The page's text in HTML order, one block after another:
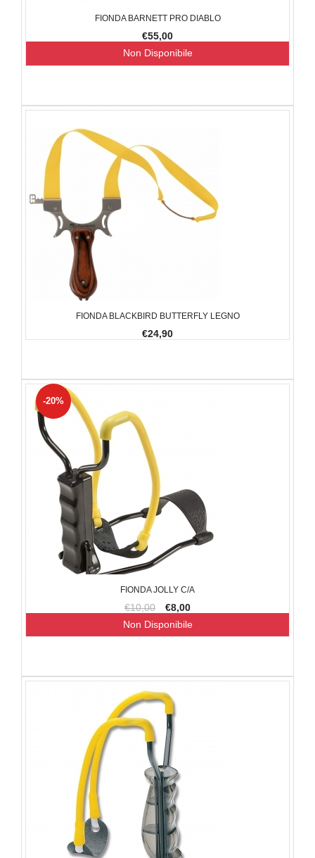
FIONDA BARNETT PRO DIABLO
€55,00
Non Disponibile
FIONDA BLACKBIRD BUTTERFLY LEGNO
€24,90
FIONDA JOLLY C/A
€10,00 €8,00
-20%
Non Disponibile